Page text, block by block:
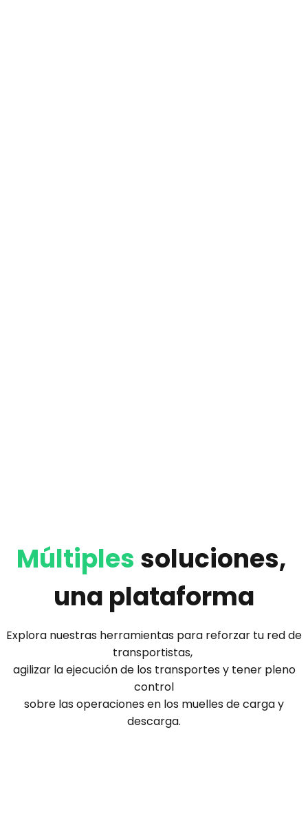
Múltiples soluciones,
una plataforma
Explora nuestras herramientas para reforzar tu red de
transportistas,
agilizar la ejecución de los transportes y tener pleno
control
sobre las operaciones en los muelles de carga y
descarga.